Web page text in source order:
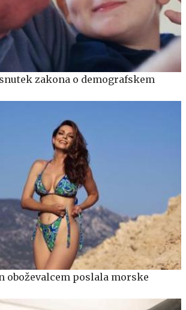
zakona o demografskem
oboževalcem poslala morske